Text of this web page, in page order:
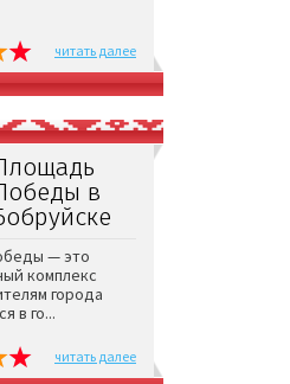
читать далее
в
— это
комплекс
города
в го...
читать далее